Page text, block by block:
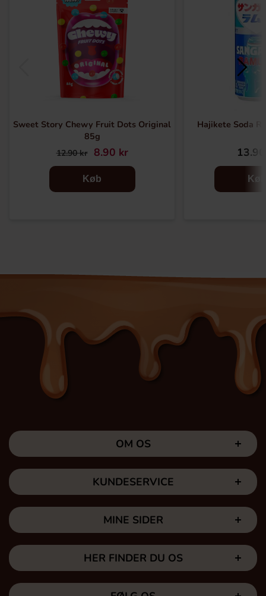
Sweet Story Chewy Fruit Dots Original
85g
12.90 kr 8.90 kr
Køb
Hajikete Soda
Køb
OM OS
KUNDESERVICE
MINE SIDER
HER FINDER DU OS